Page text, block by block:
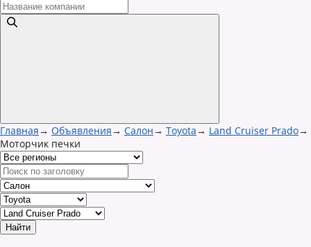
Главная→ Объявления→ Салон→ Toyota→ Land Cruiser Prado→
Моторчик печки